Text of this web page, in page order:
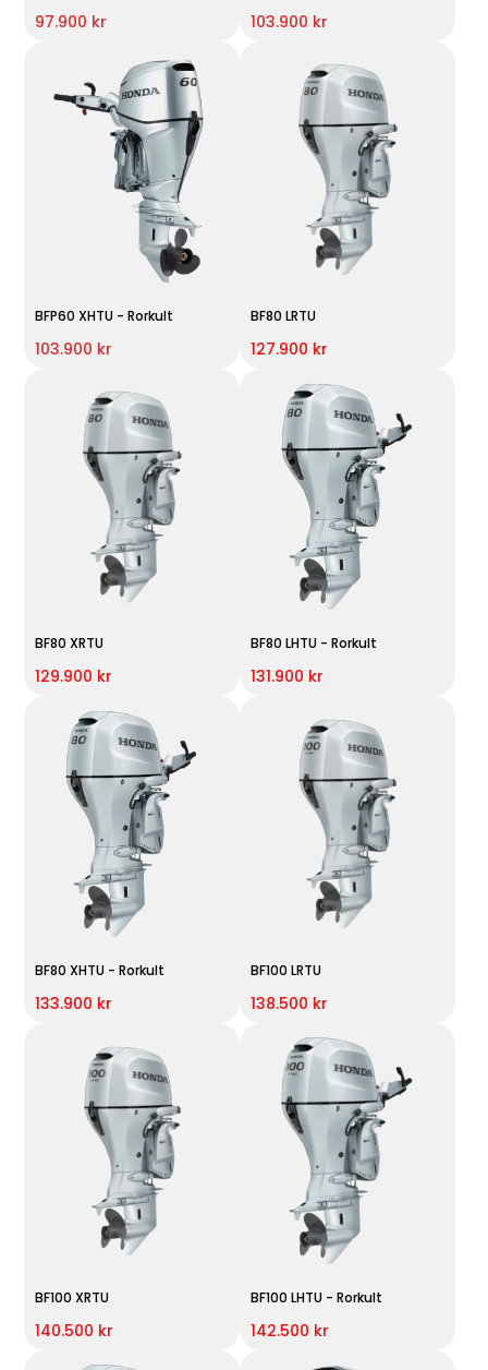
97.900 kr 103.900 kr
BFP60 XHTU - Rorkult
103.900 kr
BF80 LRTU
127.900 kr
BF80 XRTU
129.900 kr
BF80 LHTU - Rorkult
131.900 kr
BF80 XHTU - Rorkult
133.900 kr
BF100 LRTU
138.500 kr
BF100 XRTU
140.500 kr
BF100 LHTU - Rorkult
142.500 kr